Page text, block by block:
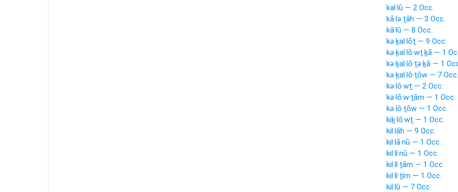
kal·lū — 2 Occ.
kā·lə·ṯāh — 3 Occ.
kā·lū — 8 Occ.
kə·ḵal·lōṯ — 9 Occ.
kə·ḵal·lō·wṯ·ḵā — 1
kə·ḵal·lō·ṯə·ḵā — 1
kə·ḵal·lō·ṯōw — 7 Occ.
kə·lō·wṯ — 2 Occ.
kə·lō·w·ṯām — 1 Occ.
kə·lō·ṯōw — 1 Occ.
kiḵ·lō·wṯ — 1 Occ.
kil·lāh — 9 Occ.
kil·lā·nū — 1 Occ.
kil·lî·nū — 1 Occ.
kil·lî·ṯām — 1 Occ.
kil·lî·ṯîm — 1 Occ.
kil·lū — 7 Occ.